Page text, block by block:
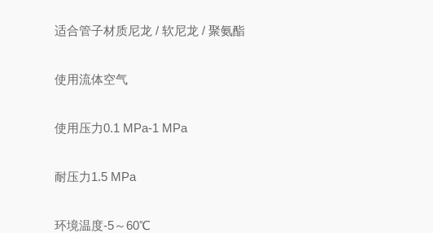
适合管子材质尼龙 / 软尼龙 / 聚氨酯
使用流体空气
使用压力0.1 MPa-1 MPa
耐压力1.5 MPa
环境温度-5～60℃